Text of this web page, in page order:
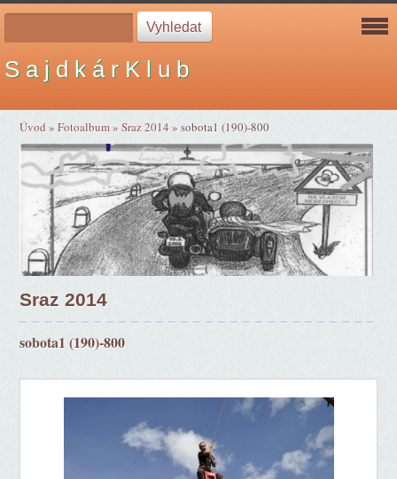
S a j d k á r K l u b
Úvod »Fotoalbum»Sraz 2014»sobota1 (190)-800
Sraz 2014
sobota1 (190)-800